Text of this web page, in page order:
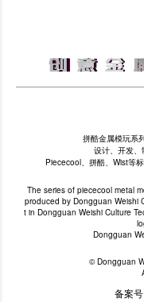
拼酷金属模玩系
设计、开发、
Piececool、拼酷、Wist等
The series of piececool metal
produced by Dongguan Weishi
t in Dongguan Weishi Culture
Dongguan
© Dongguan
备案